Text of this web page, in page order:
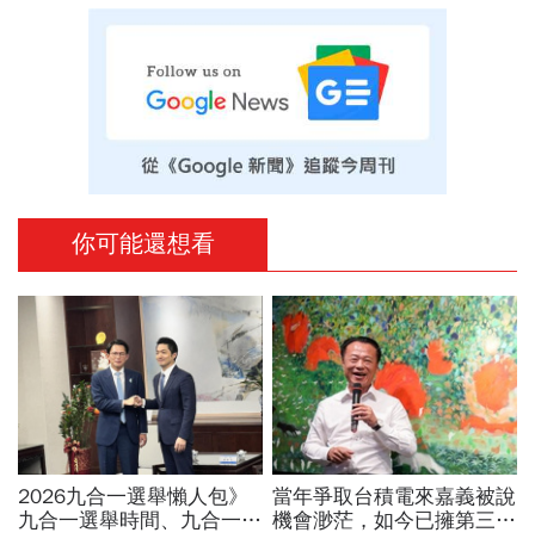
你可能還想看
2026九合一選舉懶人包》
九合一選舉時間、九合一選
當年爭取台積電來嘉義被說
機會渺茫，如今已擁第三